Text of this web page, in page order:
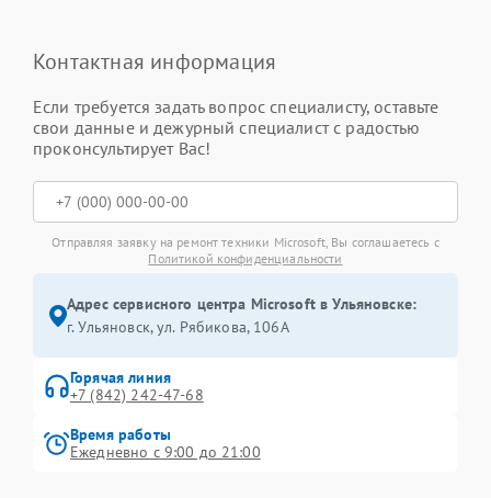
Контактная информация
Если требуется задать вопрос специалисту, оставьте
свои данные и дежурный специалист с радостью
проконсультирует Вас!
Отправляя заявку на ремонт техники Microsoft, Вы соглашаетесь с
Политикой конфиденциальности
Адрес сервисного центра Microsoft в Ульяновске:
г. Ульяновск, ул. Рябикова, 106А
Горячая линия
+7 (842) 242-47-68
Время работы
Ежедневно с 9:00 до 21:00